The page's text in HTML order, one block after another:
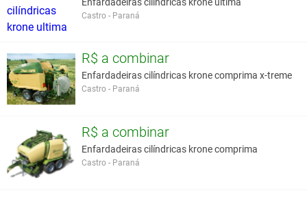
Enfardadeiras cilíndricas krone ultima
Castro - Paraná
R$ a combinar
Enfardadeiras cilíndricas krone comprima x-treme
Castro - Paraná
R$ a combinar
Enfardadeiras cilíndricas krone comprima
Castro - Paraná